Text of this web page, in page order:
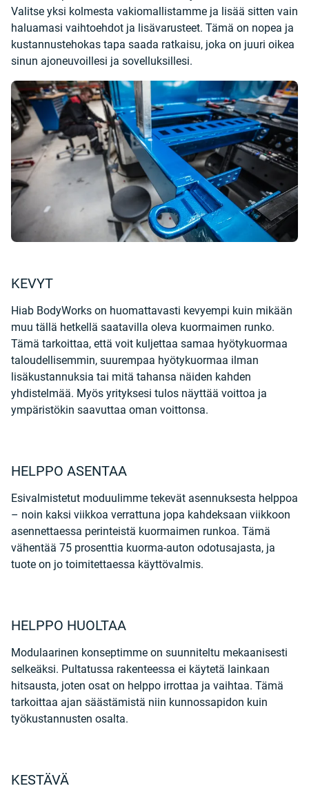
Valitse yksi kolmesta vakiomallistamme ja lisää sitten vain
haluamasi vaihtoehdot ja lisävarusteet. Tämä on nopea ja
kustannustehokas tapa saada ratkaisu, joka on juuri oikea
sinun ajoneuvoillesi ja sovelluksillesi.
KEVYT
Hiab BodyWorks on huomattavasti kevyempi kuin mikään
muu tällä hetkellä saatavilla oleva kuormaimen runko.
Tämä tarkoittaa, että voit kuljettaa samaa hyötykuormaa
taloudellisemmin, suurempaa hyötykuormaa ilman
lisäkustannuksia tai mitä tahansa näiden kahden
yhdistelmää. Myös yrityksesi tulos näyttää voittoa ja
ympäristökin saavuttaa oman voittonsa.
HELPPO ASENTAA
Esivalmistetut moduulimme tekevät asennuksesta helppoa
– noin kaksi viikkoa verrattuna jopa kahdeksaan viikkoon
asennettaessa perinteistä kuormaimen runkoa. Tämä
vähentää 75 prosenttia kuorma-auton odotusajasta, ja
tuote on jo toimitettaessa käyttövalmis.
HELPPO HUOLTAA
Modulaarinen konseptimme on suunniteltu mekaanisesti
selkeäksi. Pultatussa rakenteessa ei käytetä lainkaan
hitsausta, joten osat on helppo irrottaa ja vaihtaa. Tämä
tarkoittaa ajan säästämistä niin kunnossapidon kuin
työkustannusten osalta.
KESTÄVÄ